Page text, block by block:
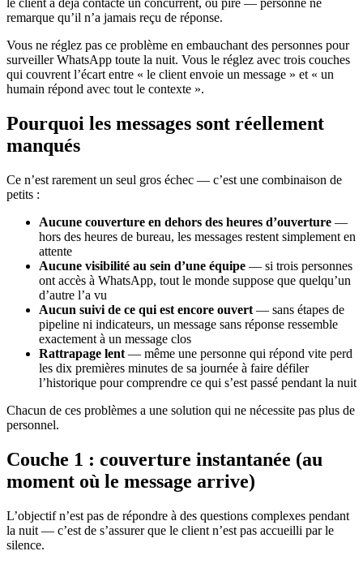
remarque qu’il n’a jamais reçu de réponse.
Vous ne réglez pas ce problème en embauchant des personnes pour
surveiller WhatsApp toute la nuit. Vous le réglez avec trois couches
qui couvrent l’écart entre « le client envoie un message » et « un
humain répond avec tout le contexte ».
Pourquoi les messages sont réellement
manqués
Ce n’est rarement un seul gros échec — c’est une combinaison de
petits :
Aucune couverture en dehors des heures d’ouverture —
hors des heures de bureau, les messages restent simplement en
attente
Aucune visibilité au sein d’une équipe — si trois personnes
ont accès à WhatsApp, tout le monde suppose que quelqu’un
d’autre l’a vu
Aucun suivi de ce qui est encore ouvert — sans étapes de
pipeline ni indicateurs, un message sans réponse ressemble
exactement à un message clos
Rattrapage lent — même une personne qui répond vite perd
les dix premières minutes de sa journée à faire défiler
l’historique pour comprendre ce qui s’est passé pendant la nuit
Chacun de ces problèmes a une solution qui ne nécessite pas plus de
personnel.
Couche 1 : couverture instantanée (au
moment où le message arrive)
L’objectif n’est pas de répondre à des questions complexes pendant
la nuit — c’est de s’assurer que le client n’est pas accueilli par le
silence.